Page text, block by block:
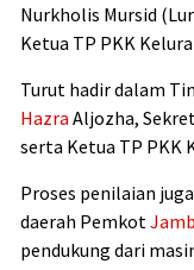
Nurkholis Mursid
Ketua TP PKK
Turut hadir dalam
Hazra Aljozha,
serta Ketua TP PKK
Proses penilaian
daerah Pemkot
pendukung dari